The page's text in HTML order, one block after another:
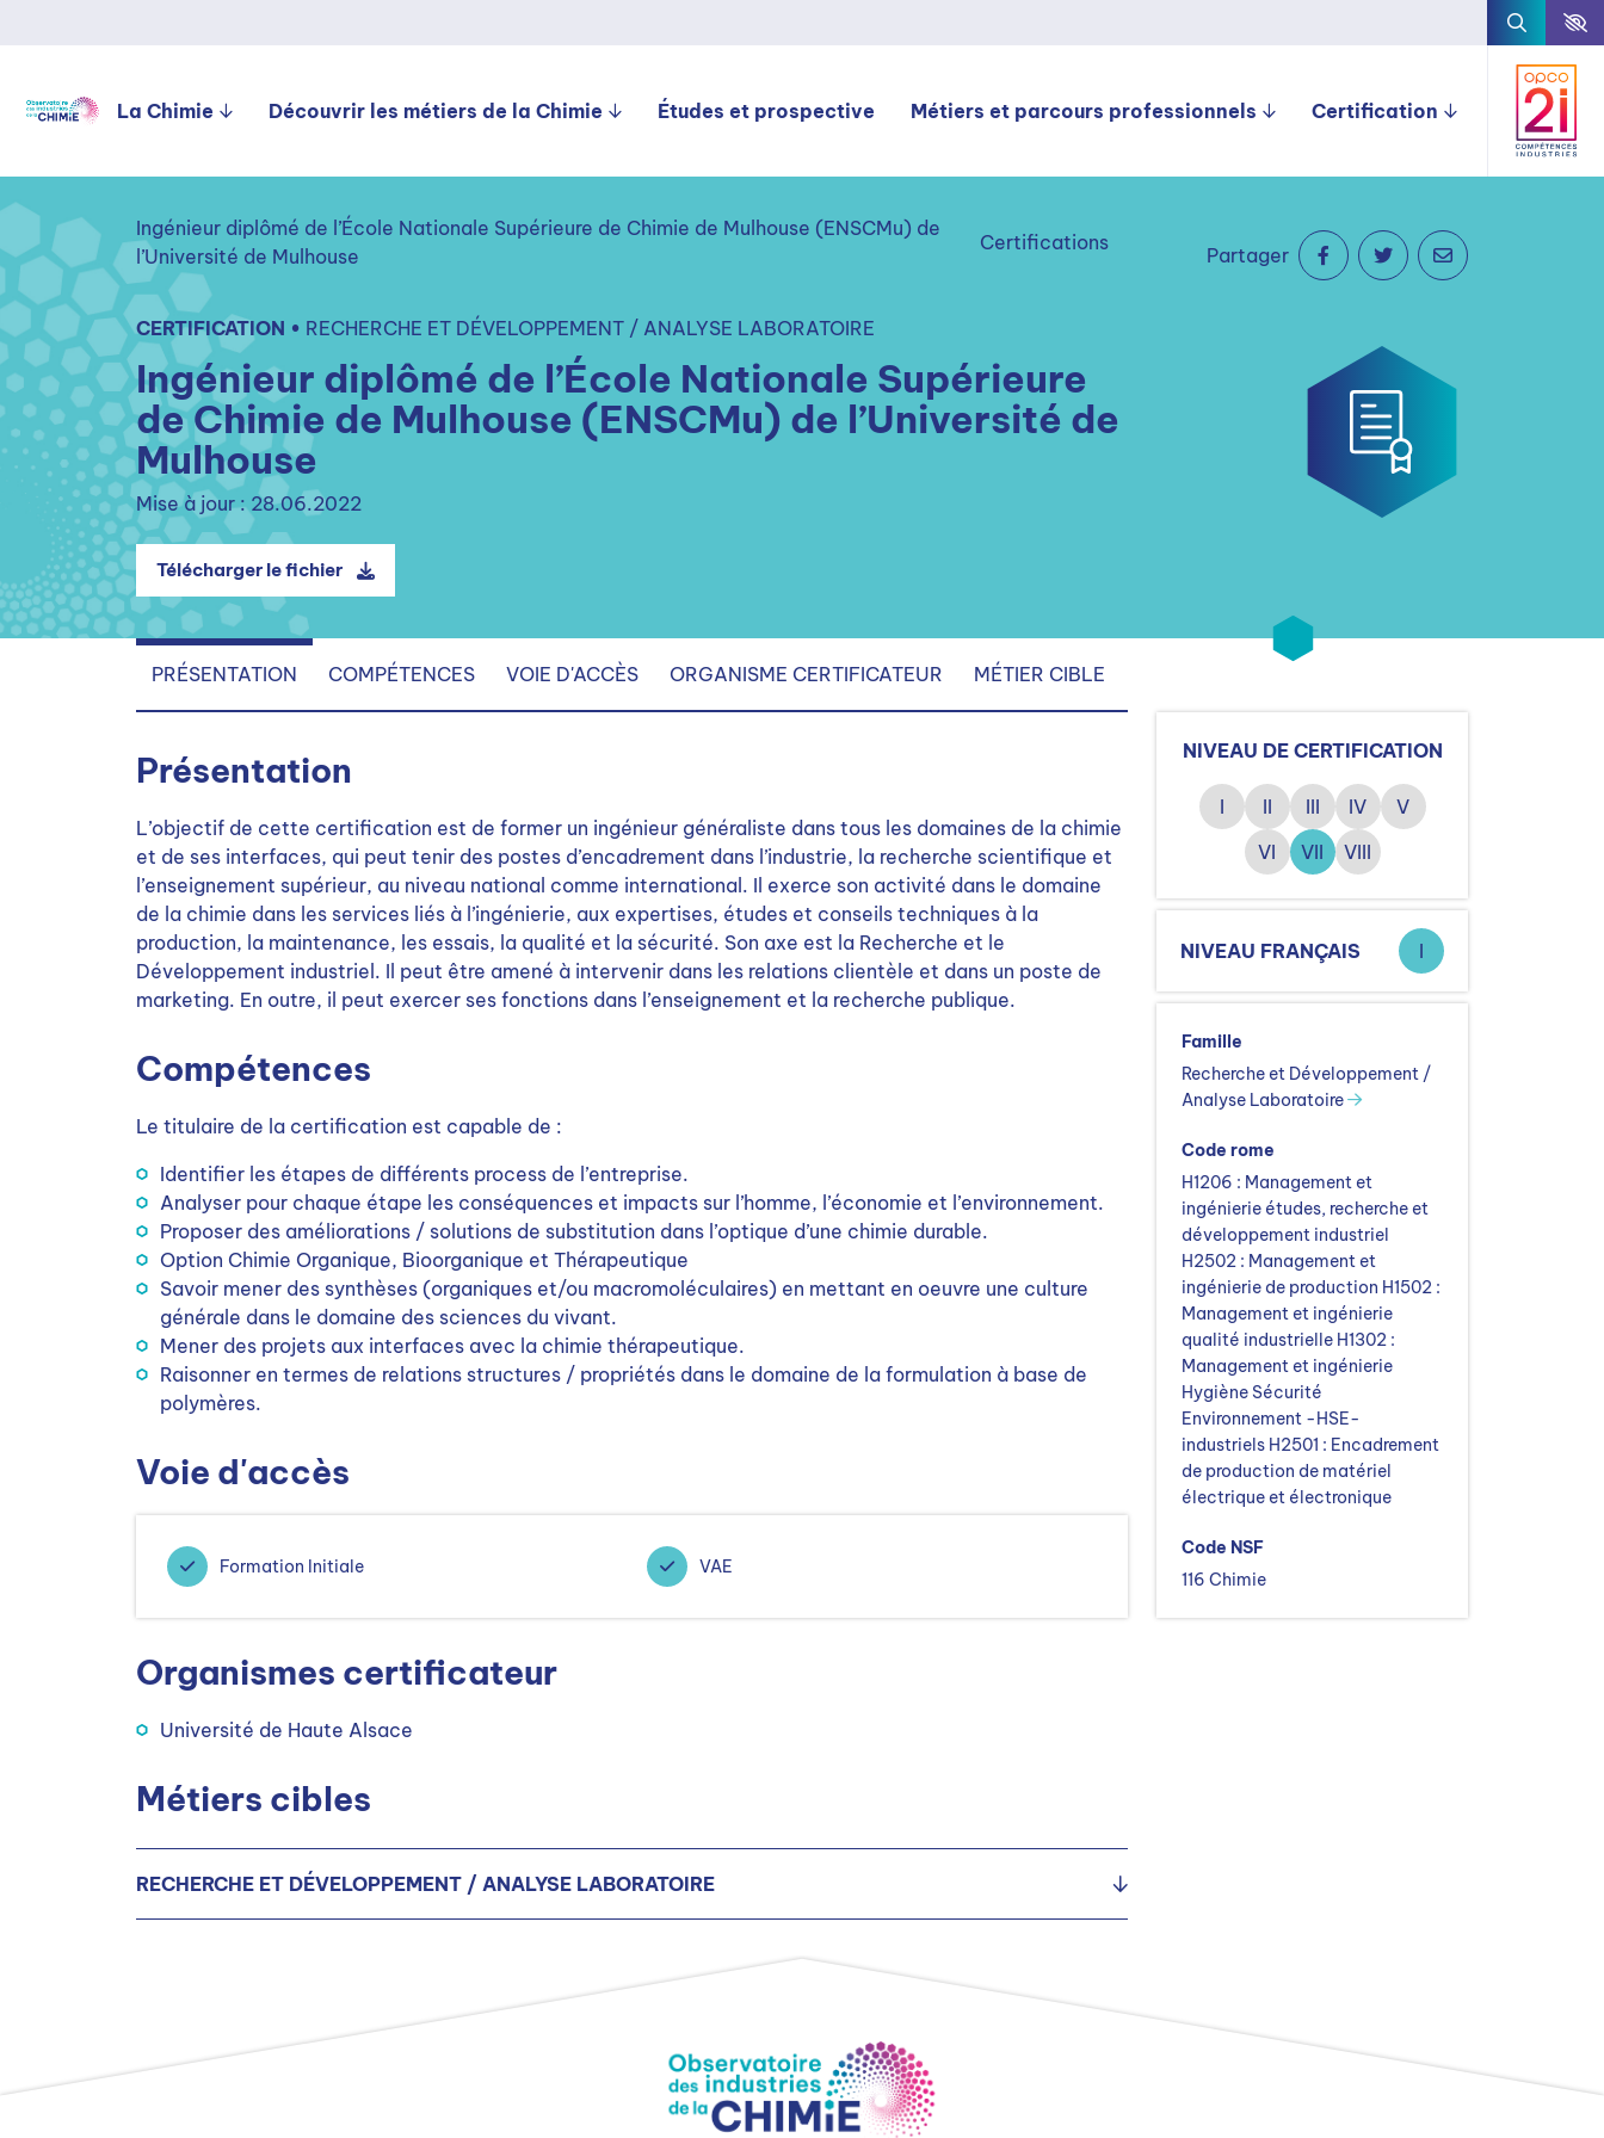
La Chimie Découvrir les métiers de la Chimie Études et prospective Métiers et parcours professionnels Certification
Ingénieur diplômé de l’École Nationale Supérieure de Chimie de Mulhouse (ENSCMu) de
l’Université de Mulhouse
Certifications
CERTIFICATION • RECHERCHE ET DÉVELOPPEMENT / ANALYSE LABORATOIRE
Ingénieur diplômé de l’École Nationale Supérieure
de Chimie de Mulhouse (ENSCMu) de l’Université de
Mulhouse
Mise à jour : 28.06.2022
Télécharger le fichier
Partager
PRÉSENTATION COMPÉTENCES VOIE D'ACCÈS ORGANISME CERTIFICATEUR MÉTIER CIBLE
Présentation
L’objectif de cette certification est de former un ingénieur généraliste dans tous les domaines de la chimie
et de ses interfaces, qui peut tenir des postes d’encadrement dans l’industrie, la recherche scientifique et
l’enseignement supérieur, au niveau national comme international. Il exerce son activité dans le domaine
de la chimie dans les services liés à l’ingénierie, aux expertises, études et conseils techniques à la
production, la maintenance, les essais, la qualité et la sécurité. Son axe est la Recherche et le
Développement industriel. Il peut être amené à intervenir dans les relations clientèle et dans un poste de
marketing. En outre, il peut exercer ses fonctions dans l’enseignement et la recherche publique.
Compétences
Le titulaire de la certification est capable de :
Identifier les étapes de différents process de l’entreprise.
Analyser pour chaque étape les conséquences et impacts sur l’homme, l’économie et l’environnement.
Proposer des améliorations / solutions de substitution dans l’optique d’une chimie durable.
Option Chimie Organique, Bioorganique et Thérapeutique
Savoir mener des synthèses (organiques et/ou macromoléculaires) en mettant en oeuvre une culture
générale dans le domaine des sciences du vivant.
Mener des projets aux interfaces avec la chimie thérapeutique.
Raisonner en termes de relations structures / propriétés dans le domaine de la formulation à base de
polymères.
Voie d'accès
Formation Initiale VAE
Organismes certificateur
Université de Haute Alsace
Métiers cibles
RECHERCHE ET DÉVELOPPEMENT / ANALYSE LABORATOIRE
NIVEAU DE CERTIFICATION
I II III IV
V
VI
VII VIII
NIVEAU FRANÇAIS I
Famille
Recherche et Développement /
Analyse Laboratoire
Code rome
H1206 : Management et
ingénierie études, recherche et
développement industriel
H2502 : Management et
ingénierie de production H1502 :
Management et ingénierie
qualité industrielle H1302 :
Management et ingénierie
Hygiène Sécurité
Environnement -HSE-
industriels H2501 : Encadrement
de production de matériel
électrique et électronique
Code NSF
116 Chimie